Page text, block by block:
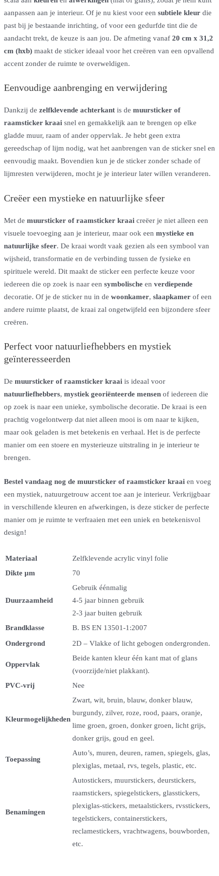
aanpassen aan je interieur. Of je nu kiest voor een subtiele kleur die
past bij je bestaande inrichting, of voor een gedurfde tint die de
aandacht trekt, de keuze is aan jou. De afmeting vanaf 20 cm x 31,2
cm (hxb) maakt de sticker ideaal voor het creëren van een opvallend
accent zonder de ruimte te overweldigen.
Eenvoudige aanbrenging en verwijdering
Dankzij de zelfklevende achterkant is de muursticker of
raamsticker kraai snel en gemakkelijk aan te brengen op elke
gladde muur, raam of ander oppervlak. Je hebt geen extra
gereedschap of lijm nodig, wat het aanbrengen van de sticker snel en
eenvoudig maakt. Bovendien kun je de sticker zonder schade of
lijmresten verwijderen, mocht je je interieur later willen veranderen.
Creëer een mystieke en natuurlijke sfeer
Met de muursticker of raamsticker kraai creëer je niet alleen een
visuele toevoeging aan je interieur, maar ook een mystieke en
natuurlijke sfeer. De kraai wordt vaak gezien als een symbool van
wijsheid, transformatie en de verbinding tussen de fysieke en
spirituele wereld. Dit maakt de sticker een perfecte keuze voor
iedereen die op zoek is naar een symbolische en verdiepende
decoratie. Of je de sticker nu in de woonkamer, slaapkamer of een
andere ruimte plaatst, de kraai zal ongetwijfeld een bijzondere sfeer
creëren.
Perfect voor natuurliefhebbers en mystiek
geïnteresseerden
De muursticker of raamsticker kraai is ideaal voor
natuurliefhebbers, mystiek georiënteerde mensen of iedereen die
op zoek is naar een unieke, symbolische decoratie. De kraai is een
prachtig vogelontwerp dat niet alleen mooi is om naar te kijken,
maar ook geladen is met betekenis en verhaal. Het is de perfecte
manier om een stoere en mysterieuze uitstraling in je interieur te
brengen.
Bestel vandaag nog de muursticker of raamsticker kraai en voeg
een mystiek, natuurgetrouw accent toe aan je interieur. Verkrijgbaar
in verschillende kleuren en afwerkingen, is deze sticker de perfecte
manier om je ruimte te verfraaien met een uniek en betekenisvol
design!
Materiaal
Zelfklevende acrylic vinyl folie
Dikte µm
70
Duurzaamheid
Gebruik éénmalig
4-5 jaar binnen gebruik
2-3 jaar buiten gebruik
Brandklasse
B. BS EN 13501-1:2007
Ondergrond
2D – Vlakke of licht gebogen ondergronden.
Oppervlak
Beide kanten kleur één kant mat of glans
(voorzijde/niet plakkant).
PVC-vrij
Nee
Kleurmogelijkheden
Zwart, wit, bruin, blauw, donker blauw,
burgundy, zilver, roze, rood, paars, oranje,
lime groen, groen, donker groen, licht grijs,
donker grijs, goud en geel.
Toepassing
Auto’s, muren, deuren, ramen, spiegels, glas,
plexiglas, metaal, rvs, tegels, plastic, etc.
Benamingen
Autostickers, muurstickers, deurstickers,
raamstickers, spiegelstickers, glasstickers,
plexiglas-stickers, metaalstickers, rvsstickers,
tegelstickers, containerstickers,
reclamestickers, vrachtwagens, bouwborden,
etc.